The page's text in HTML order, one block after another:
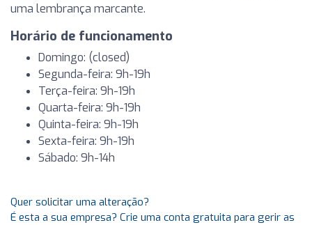
uma lembrança marcante.
Horário de funcionamento
Domingo: (closed)
Segunda-feira: 9h-19h
Terça-feira: 9h-19h
Quarta-feira: 9h-19h
Quinta-feira: 9h-19h
Sexta-feira: 9h-19h
Sábado: 9h-14h
Quer solicitar uma alteração?
É esta a sua empresa? Crie uma conta gratuita para gerir as